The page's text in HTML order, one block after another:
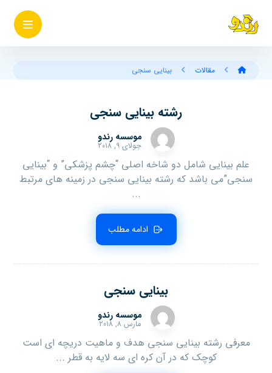
مقالات بینایی سنجی
رشته بینایی سنجی
موسسه رندو
جولای ۹, ۲۰۱۸
علم‌ بینایی‌ شامل دو شاخه‌ اصلی‌ “چشم‌ پزشکی‌” و “بینایی‌
سنجی‌”می باشد که رشته بینایی سنجی در زمینه های مرتبط
...
ادامه مطلب
بینایی سنجی
موسسه رندو
مارس ۸, ۲۰۱۸
معرفی رشته بینایی سنجی هدف و ماهیت دریچه ای است
کوچک که در آن کره ای سه لایه به قطر ...